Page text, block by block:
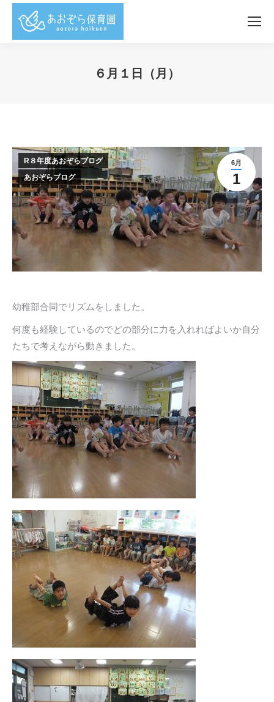
６月１日（月）
6月
1
R８年度あおぞらブログ
あおぞらブログ
幼稚部合同でリズムをしました。
何度も経験しているのでどの部分に力を入れればよいか自分
たちで考えながら動きました。